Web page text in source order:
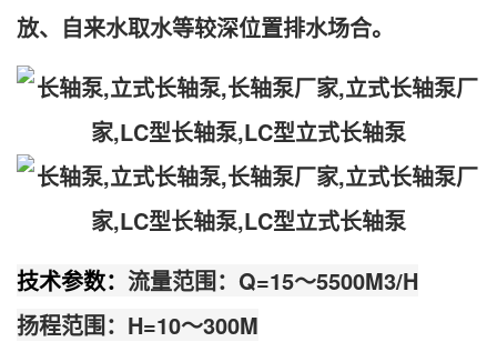
放、自来水取水等较深位置排水场合。
技术参数： 流量范围：Q=15～5500M3/H
扬程范围：H=10～300M